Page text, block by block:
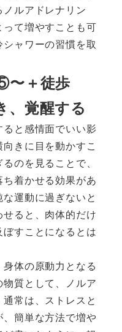
ノルアドレナリン
て増やすことも可
ャワーの習慣を取
〜＋徒歩
、覚醒する
と感情面でいい影
きに目を動かすこ
のを見ることで、
着かせる効果があ
運動に過ぎないと
ると、肉体的だけ
すことになるとは
体の原動力となる
質として、ノルア
常は、ストレスと
簡単な方法で増や